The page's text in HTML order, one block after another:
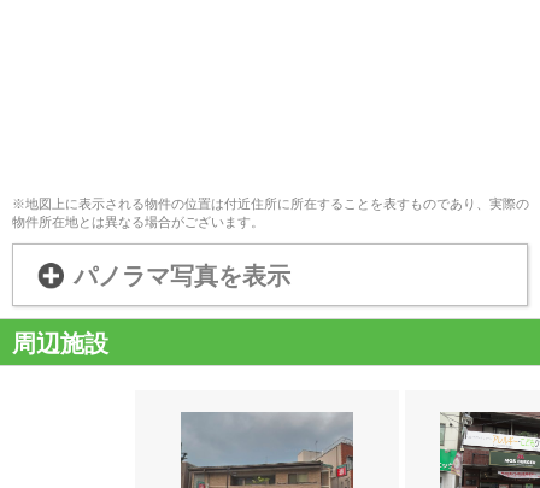
※地図上に表示される物件の位置は付近住所に所在することを表すものであり、実際の
物件所在地とは異なる場合がございます。
パノラマ写真を表示
周辺施設